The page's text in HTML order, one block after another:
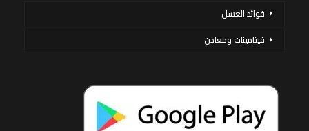
فوائد العسل
فيتامينات ومعادن